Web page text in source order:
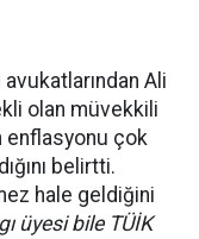
Ali
olan müvekkili
enflasyonu çok
belirtti.
hale geldiğini
üyesi bile TÜİK